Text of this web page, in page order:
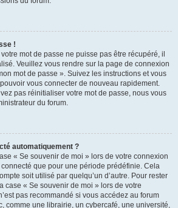
!
mot de passe ne puisse pas être récupéré, il
Veuillez vous rendre sur la page de connexion
mot de passe ». Suivez les instructions et vous
vous connecter de nouveau rapidement.
pas réinitialiser votre mot de passe, nous vous
du forum.
automatiquement ?
« Se souvenir de moi » lors de votre connexion
que pour une période prédéfinie. Cela
soit utilisé par quelqu’un d’autre. Pour rester
case « Se souvenir de moi » lors de votre
pas recommandé si vous accédez au forum
comme une librairie, un cybercafé, une université,